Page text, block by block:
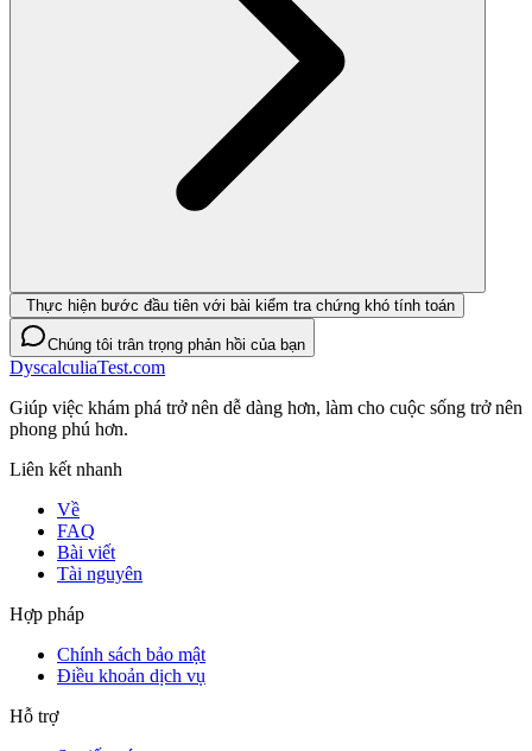
Thực hiện bước đầu tiên với bài kiểm tra chứng khó tính toán
Chúng tôi trân trọng phản hồi của bạn
DyscalculiaTest.com
Giúp việc khám phá trở nên dễ dàng hơn, làm cho cuộc sống trở nên
phong phú hơn.
Liên kết nhanh
Về
FAQ
Bài viết
Tài nguyên
Hợp pháp
Chính sách bảo mật
Điều khoản dịch vụ
Hỗ trợ